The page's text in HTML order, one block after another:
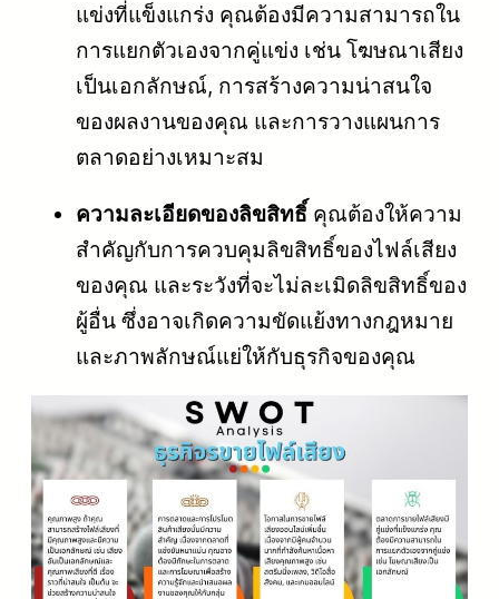
แข่งที่แข็งแกร่ง คุณต้องมีความสามารถใน
การแยกตัวเองจากคู่แข่ง เช่น โฆษณาเสียง
เป็นเอกลักษณ์, การสร้างความน่าสนใจ
ของผลงานของคุณ และการวางแผนการ
ตลาดอย่างเหมาะสม
ความละเอียดของลิขสิทธิ์ คุณต้องให้ความ
สำคัญกับการควบคุมลิขสิทธิ์ของไฟล์เสียง
ของคุณ และระวังที่จะไม่ละเมิดลิขสิทธิ์ของ
ผู้อื่น ซึ่งอาจเกิดความขัดแย้งทางกฎหมาย
และภาพลักษณ์แย่ให้กับธุรกิจของคุณ